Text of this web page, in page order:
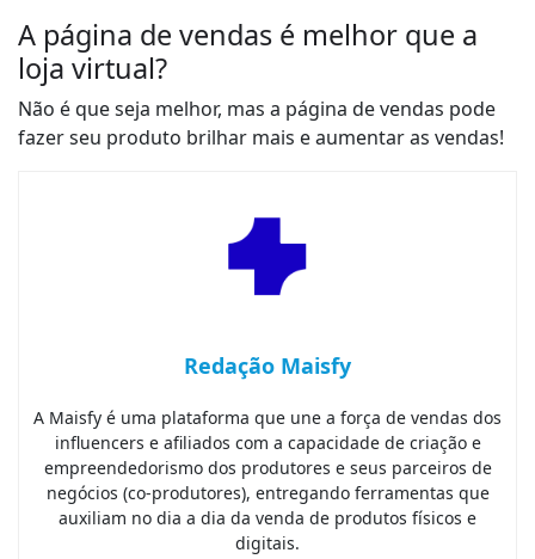
A página de vendas é melhor que a
loja virtual?
Não é que seja melhor, mas a página de vendas pode
fazer seu produto brilhar mais e aumentar as vendas!
Redação Maisfy
A Maisfy é uma plataforma que une a força de vendas dos
influencers e afiliados com a capacidade de criação e
empreendedorismo dos produtores e seus parceiros de
negócios (co-produtores), entregando ferramentas que
auxiliam no dia a dia da venda de produtos físicos e
digitais.